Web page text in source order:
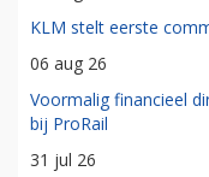
KLM stelt eerste
06 aug 26
Voormalig financieel
bij ProRail
31 jul 26